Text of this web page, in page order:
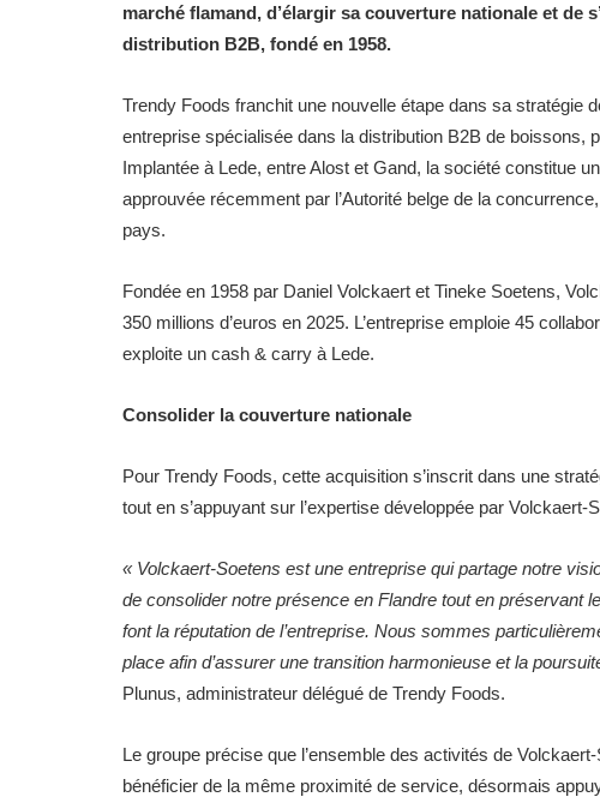
marché flamand, d’élargir sa couverture nationale et de
distribution B2B, fondé en 1958.
Trendy Foods franchit une nouvelle étape dans sa stratégie
entreprise spécialisée dans la distribution B2B de boissons,
Implantée à Lede, entre Alost et Gand, la société constitue
approuvée récemment par l’Autorité belge de la
pays.
Fondée en 1958 par Daniel Volckaert et Tineke Soetens,
350 millions d’euros en 2025. L’entreprise emploie 45
exploite un cash & carry à Lede.
Consolider la couverture nationale
Pour Trendy Foods, cette acquisition s’inscrit dans une
tout en s’appuyant sur l’expertise développée par
« Volckaert-Soetens est une entreprise qui partage notre
de consolider notre présence en Flandre tout en préservant
font la réputation de l’entreprise. Nous sommes
place afin d’assurer une transition harmonieuse et la
Plunus, administrateur délégué de Trendy Foods.
Le groupe précise que l’ensemble des activités de
bénéficier de la même proximité de service, désormais